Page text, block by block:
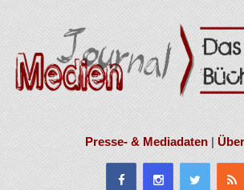
Presse- & Mediadaten|